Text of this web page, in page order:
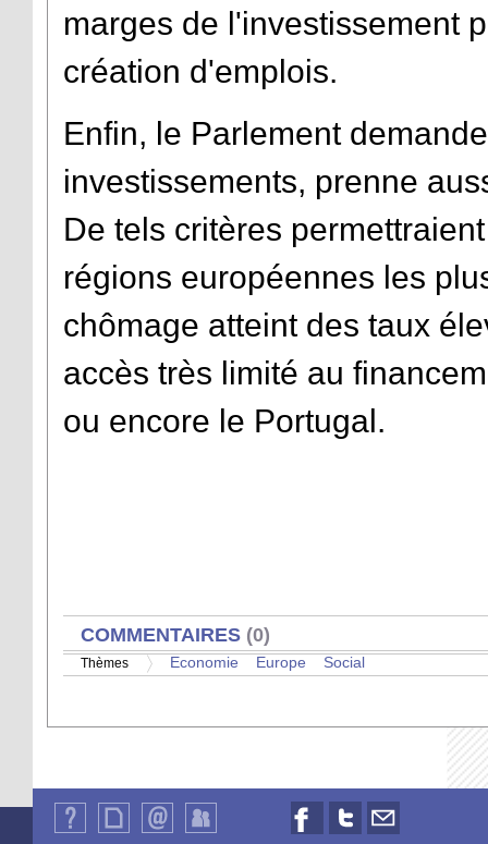
marges de l'investissement
création d'emplois.
Enfin, le Parlement
investissements, prenne
De tels critères
régions européennes les
chômage atteint des taux
accès très limité au
ou encore le Portugal.
AFFICHER
COMMENTAIRES (0)
Thèmes Economie Europe Social